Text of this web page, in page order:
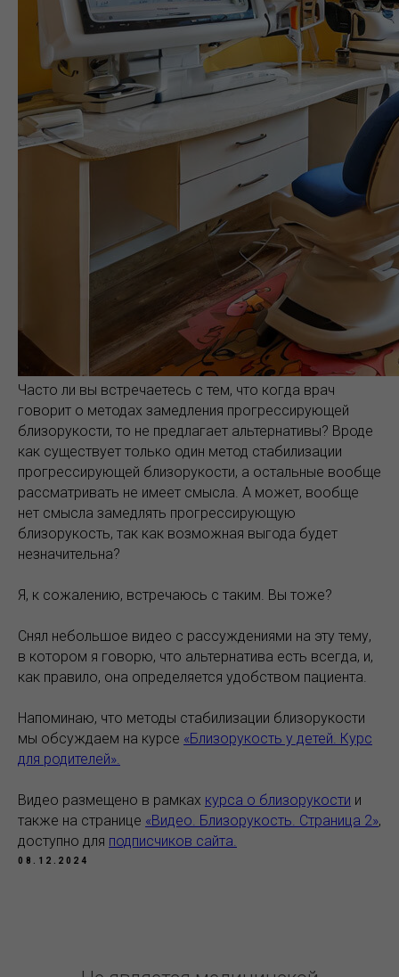
Часто ли вы встречаетесь с тем, что когда врач
говорит о методах замедления прогрессирующей
близорукости, то не предлагает альтернативы? Вроде
как существует только один метод стабилизации
прогрессирующей близорукости, а остальные вообще
рассматривать не имеет смысла. А может, вообще
нет смысла замедлять прогрессирующую
близорукость, так как возможная выгода будет
незначительна?
Я, к сожалению, встречаюсь с таким. Вы тоже?
Снял небольшое видео с рассуждениями на эту тему,
в котором я говорю, что альтернатива есть всегда, и,
как правило, она определяется удобством пациента.
Напоминаю, что методы стабилизации близорукости
мы обсуждаем на курсе «Близорукость у детей. Курс
для родителей».
Видео размещено в рамках курса о близорукости и
также на странице «Видео. Близорукость. Страница 2»,
доступно для подписчиков сайта.
08.12.2024